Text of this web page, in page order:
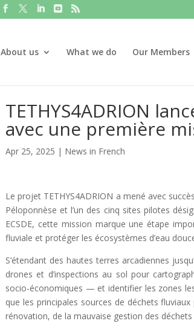
About us What we do Our Members
TETHYS4ADRION
avec une première
Apr 25, 2025 | News in French
Le projet TETHYS4ADRION a mené avec
Péloponnèse et l’un des cinq sites pilotes
ECSDE, cette mission marque une étape
fluviale et protéger les écosystèmes d’eau
S’étendant des hautes terres arcadiennes
drones et d’inspections au sol pour
socio-économiques — et identifier les zones
que les principales sources de déchets
rénovation, de la mauvaise gestion des